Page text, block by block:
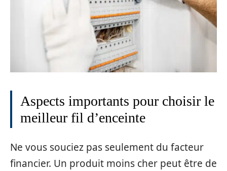
Aspects importants pour choisir le
meilleur fil d’enceinte
Ne vous souciez pas seulement du facteur
financier. Un produit moins cher peut être de